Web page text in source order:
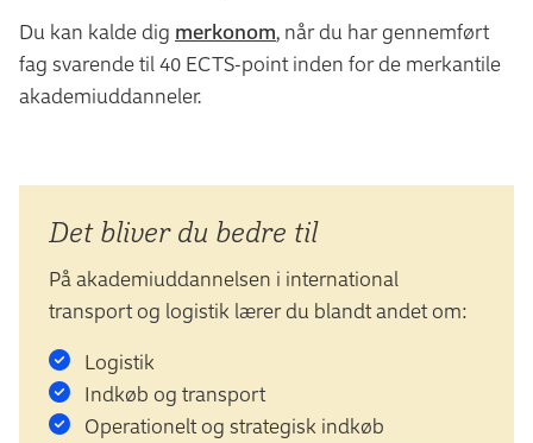
Du kan kalde dig merkonom, når du har gennemført
fag svarende til 40 ECTS-point inden for de merkantile
akademiuddanneler.
Det bliver du bedre til
På akademiuddannelsen i international
transport og logistik lærer du blandt andet om:
Logistik
Indkøb og transport
Operationelt og strategisk indkøb